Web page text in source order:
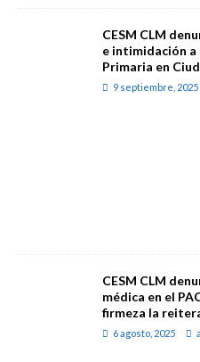
CESM CLM
e intimidación a
Primaria en
9 septiembre, 2025
CESM CLM
médica en el
firmeza la
6 agosto, 2025